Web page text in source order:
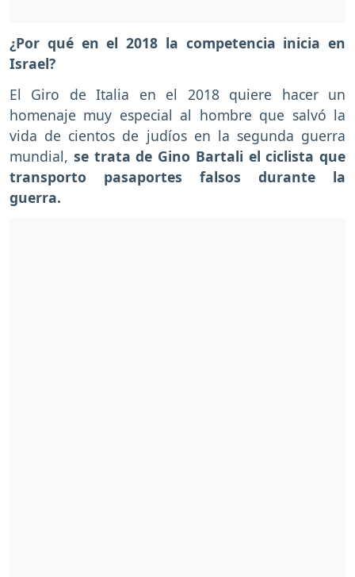
¿Por qué en el 2018 la competencia inicia en
Israel?
El Giro de Italia en el 2018 quiere hacer un
homenaje muy especial al hombre que salvó la
vida de cientos de judíos en la segunda guerra
mundial, se trata de Gino Bartali el ciclista que
transporto pasaportes falsos durante la
guerra.